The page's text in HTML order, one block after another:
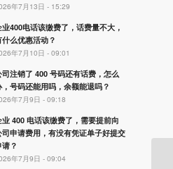
年7月13日 - 15:29
业400电话该缴费了，话费量不大，
什么优惠活动？
年7月10日 - 09:01
司注销了 400 号码还有话费，怎么
，号码还能用吗，余额能退吗？
年7月9日 - 09:18
业 400 电话该缴费了，需要提前向
司申请费用，有没有凭证单子好提交
请？
年7月9日 - 09:04